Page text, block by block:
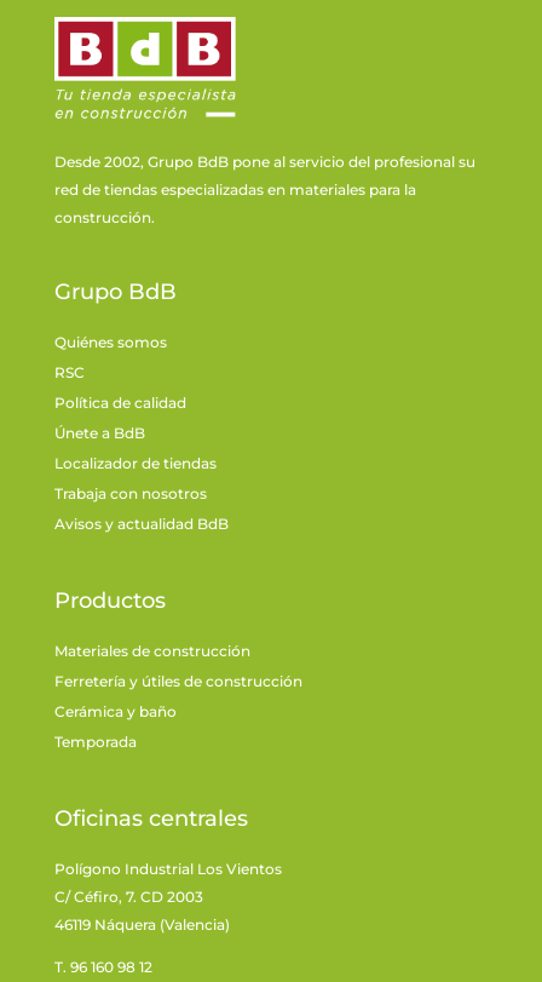
Desde 2002, Grupo BdB pone al servicio del profesional su
red de tiendas especializadas en materiales para la
construcción.
Grupo BdB
Quiénes somos
RSC
Política de calidad
Únete a BdB
Localizador de tiendas
Trabaja con nosotros
Avisos y actualidad BdB
Productos
Materiales de construcción
Ferretería y útiles de construcción
Cerámica y baño
Temporada
Oficinas centrales
Polígono Industrial Los Vientos
C/ Céfiro, 7. CD 2003
46119 Náquera (Valencia)
T. 96 160 98 12